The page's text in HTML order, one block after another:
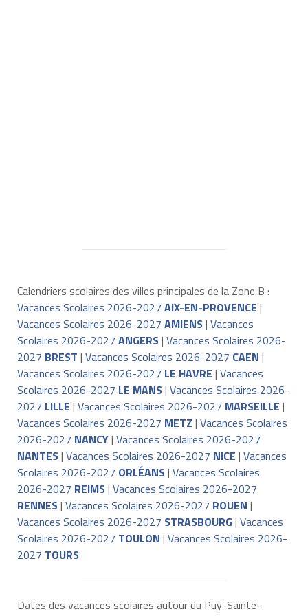
Calendriers scolaires des villes principales de la Zone B :
Vacances Scolaires 2026-2027 AIX-EN-PROVENCE |
Vacances Scolaires 2026-2027 AMIENS| Vacances
Scolaires 2026-2027 ANGERS| Vacances Scolaires 2026-
2027 BREST | Vacances Scolaires 2026-2027 CAEN |
Vacances Scolaires 2026-2027 LE HAVRE | Vacances
Scolaires 2026-2027 LE MANS| Vacances Scolaires 2026-
2027 LILLE | Vacances Scolaires 2026-2027 MARSEILLE |
Vacances Scolaires 2026-2027 METZ | Vacances Scolaires
2026-2027 NANCY| Vacances Scolaires 2026-2027
NANTES| Vacances Scolaires 2026-2027 NICE | Vacances
Scolaires 2026-2027 ORLÉANS| Vacances Scolaires
2026-2027 REIMS| Vacances Scolaires 2026-2027
RENNES| Vacances Scolaires 2026-2027 ROUEN |
Vacances Scolaires 2026-2027 STRASBOURG| Vacances
Scolaires 2026-2027 TOULON | Vacances Scolaires 2026-
2027 TOURS
Dates des vacances scolaires autour du Puy-Sainte-